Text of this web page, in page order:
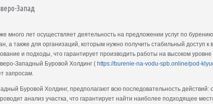
Запад
много лет осуществляет деятельность на предложении услуг по бурению
а также для организаций, которым нужно получить стабильный доступ к
и подходы, что гарантирует производить работы на высоком
Западный Буровой Холдинг ( https://burenie-na-vodu-spb.online/pod-
запросам.
Буровой Холдинг, предполагают всю последовательность действий:
анализ участка, что гарантирует найти наиболее подходящее